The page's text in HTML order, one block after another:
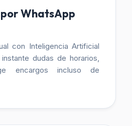
WhatsApp
con Inteligencia Artificial
dudas de horarios,
encargos incluso de